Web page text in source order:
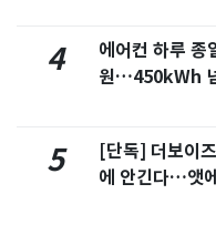
4
에어컨 하루 종
원…450kWh
5
[단독] 더보이
에 안긴다…앳